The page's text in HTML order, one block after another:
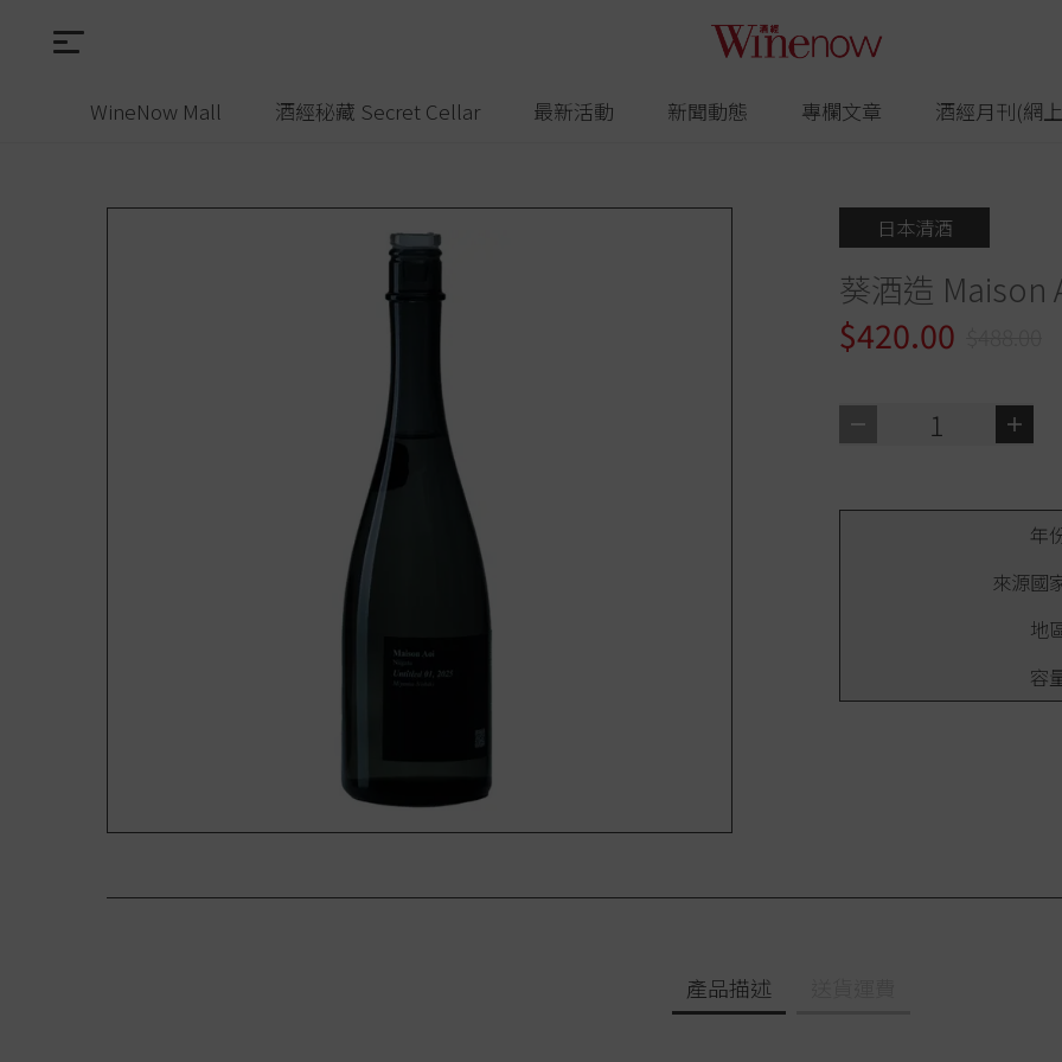
WineNow Mall 酒經秘藏 Secret Cellar 最新活動 新聞動態 專欄文章 酒經月刊(網
日本清酒
葵酒造 Maison
$420.00
1
年
來源國
地
容
產品描述